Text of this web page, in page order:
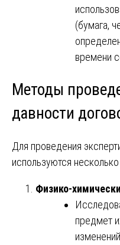
(бумага,
времени
Методы
давности
Для проведения
используются
Физико-
предмет